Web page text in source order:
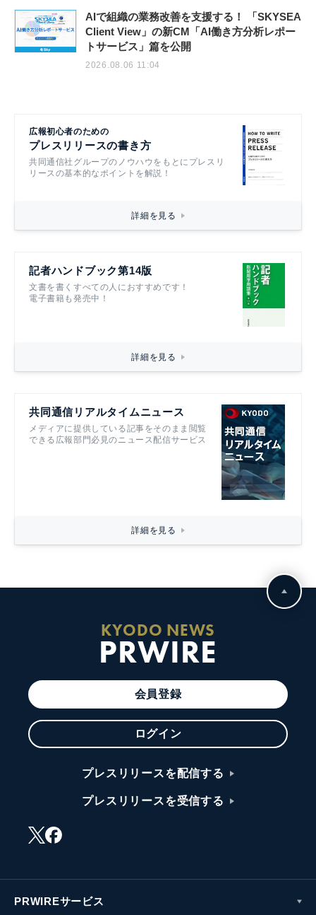
AIで組織の業務改善を支援する！ 「SKYSEA
Client View」の新CM「AI働き方分析レポー
トサービス」篇を公開
2026.08.06 11:04
広報初心者のための
プレスリリースの書き方
共同通信社グループのノウハウをもとにプレスリ
リースの基本的なポイントを解説！
詳細を見る
記者ハンドブック第14版
文書を書くすべての人におすすめです！
電子書籍も発売中！
詳細を見る
共同通信リアルタイムニュース
メディアに提供している記事をそのまま閲覧
できる広報部門必見のニュース配信サービス
詳細を見る
KYODO NEWS
PRWIRE
会員登録
ログイン
プレスリリースを配信する
プレスリリースを受信する
PRWIREサービス